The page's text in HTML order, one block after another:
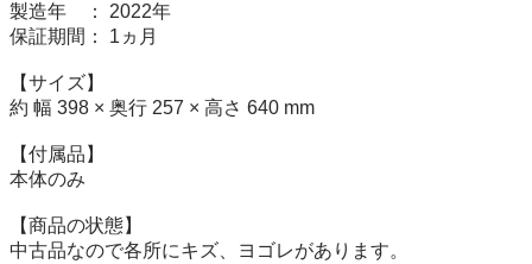
製造年　： 2022年
保証期間： 1ヵ月
【サイズ】
約 幅 398 × 奥行 257 × 高さ 640 mm
【付属品】
本体のみ
【商品の状態】
中古品なので各所にキズ、ヨゴレがあります。